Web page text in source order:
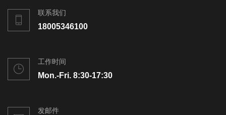
联系我们
18005346100
工作时间
Mon.-Fri. 8:30-17:30
发邮件